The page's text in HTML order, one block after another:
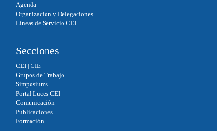
Agenda
Organización y Delegaciones
Líneas de Servicio CEI
Secciones
CEI| CIE
Grupos de Trabajo
Simposiums
Portal Luces CEI
Comunicación
Publicaciones
Formación